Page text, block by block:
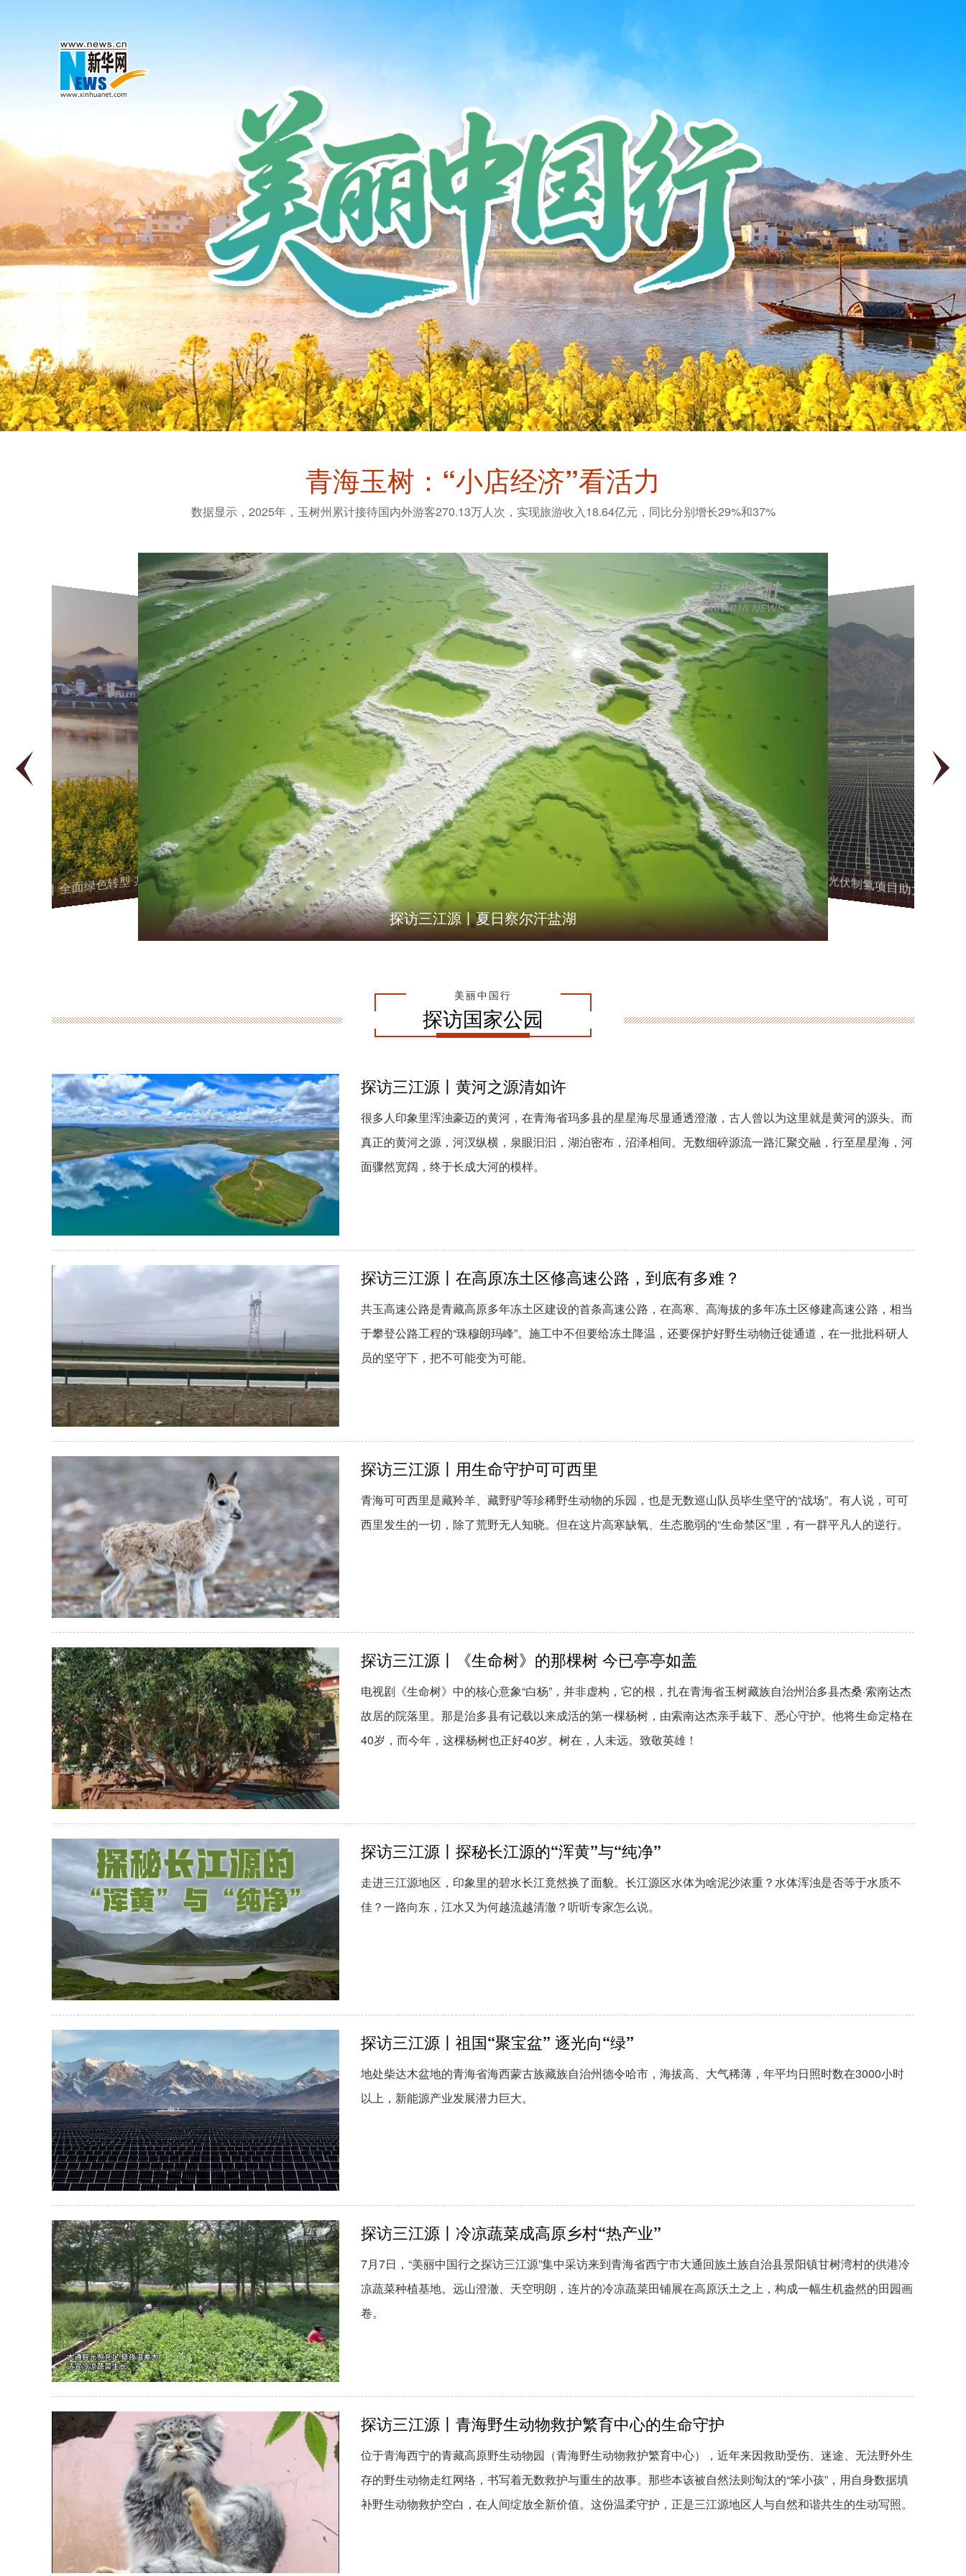
青海玉树：“小店经济”看活力
数据显示，2025年，玉树州累计接待国内外游客270.13万人次，实现旅游收入18.64亿元，同比分别增长29%和37%
中国丨全面绿色转型 共建美丽中国
探访三江源丨夏日察尔汗盐湖
探访三江源丨青海：光储及光伏制氢项目助力
探访国家公园
美丽中国行
探访三江源丨黄河之源清如许
很多人印象里浑浊豪迈的黄河，在青海省玛多县的星星海尽显通透澄澈，古人曾以为这里就是黄河的源头。而
真正的黄河之源，河汊纵横，泉眼汩汩，湖泊密布，沼泽相间。无数细碎源流一路汇聚交融，行至星星海，河
面骤然宽阔，终于长成大河的模样。
探访三江源丨在高原冻土区修高速公路，到底有多难？
共玉高速公路是青藏高原多年冻土区建设的首条高速公路，在高寒、高海拔的多年冻土区修建高速公路，相当
于攀登公路工程的“珠穆朗玛峰”。施工中不但要给冻土降温，还要保护好野生动物迁徙通道，在一批批科研人
员的坚守下，把不可能变为可能。
探访三江源丨用生命守护可可西里
青海可可西里是藏羚羊、藏野驴等珍稀野生动物的乐园，也是无数巡山队员毕生坚守的“战场”。有人说，可可
西里发生的一切，除了荒野无人知晓。但在这片高寒缺氧、生态脆弱的“生命禁区”里，有一群平凡人的逆行。
探访三江源丨《生命树》的那棵树 今已亭亭如盖
电视剧《生命树》中的核心意象“白杨”，并非虚构，它的根，扎在青海省玉树藏族自治州治多县杰桑·索南达杰
故居的院落里。那是治多县有记载以来成活的第一棵杨树，由索南达杰亲手栽下、悉心守护。他将生命定格在
40岁，而今年，这棵杨树也正好40岁。树在，人未远。致敬英雄！
探访三江源丨探秘长江源的“浑黄”与“纯净”
走进三江源地区，印象里的碧水长江竟然换了面貌。长江源区水体为啥泥沙浓重？水体浑浊是否等于水质不
佳？一路向东，江水又为何越流越清澈？听听专家怎么说。
探访三江源丨祖国“聚宝盆” 逐光向“绿”
地处柴达木盆地的青海省海西蒙古族藏族自治州德令哈市，海拔高、大气稀薄，年平均日照时数在3000小时
以上，新能源产业发展潜力巨大。
探访三江源丨冷凉蔬菜成高原乡村“热产业”
7月7日，“美丽中国行之探访三江源”集中采访来到青海省西宁市大通回族土族自治县景阳镇甘树湾村的供港冷
凉蔬菜种植基地。远山澄澈、天空明朗，连片的冷凉蔬菜田铺展在高原沃土之上，构成一幅生机盎然的田园画
卷。
探访三江源丨青海野生动物救护繁育中心的生命守护
位于青海西宁的青藏高原野生动物园（青海野生动物救护繁育中心），近年来因救助受伤、迷途、无法野外生
存的野生动物走红网络，书写着无数救护与重生的故事。那些本该被自然法则淘汰的“笨小孩”，用自身数据填
补野生动物救护空白，在人间绽放全新价值。这份温柔守护，正是三江源地区人与自然和谐共生的生动写照。